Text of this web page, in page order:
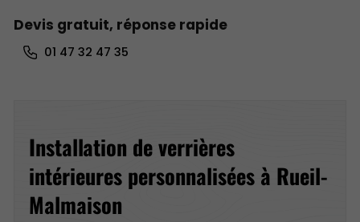
Devis gratuit, réponse rapide
01 47 32 47 35
Installation de verrières
intérieures personnalisées à Rueil-
Malmaison